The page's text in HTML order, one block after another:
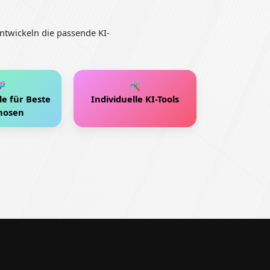
die passende KI-
für Beste
🛠️
Individuelle KI-Tools